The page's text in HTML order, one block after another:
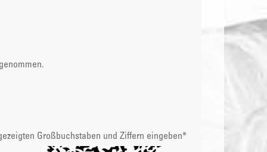
Großbuchstaben und Ziffern eingeben*